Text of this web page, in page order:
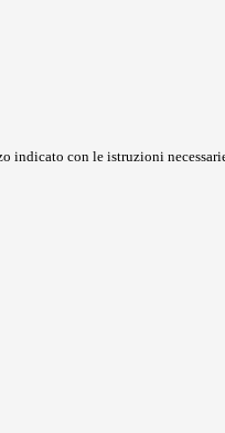
indicato con le istruzioni